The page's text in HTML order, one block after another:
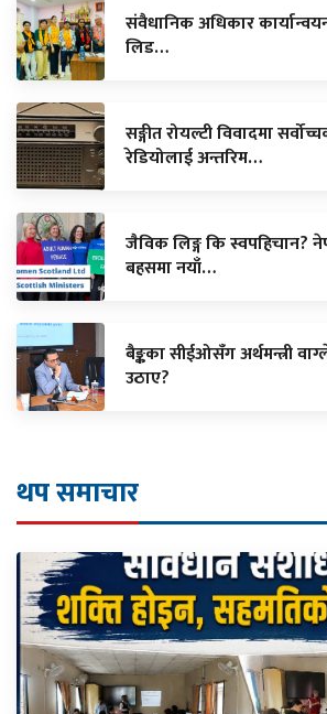
संवैधानिक अधिकार
लिड…
सङ्गीत रोयल्टी विवादमा
रेडियोलाई अन्तरिम…
जैविक लिङ्ग कि स्वपहिचान?
बहसमा नयाँ…
बैङ्कका सीईओसँग अर्थमन्त्री
उठाए?
थप समाचार